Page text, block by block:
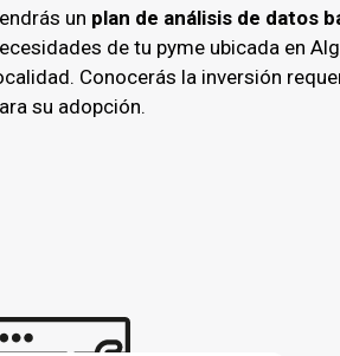
un plan de análisis de datos
de tu pyme ubicada en
Conocerás la inversión
su adopción.